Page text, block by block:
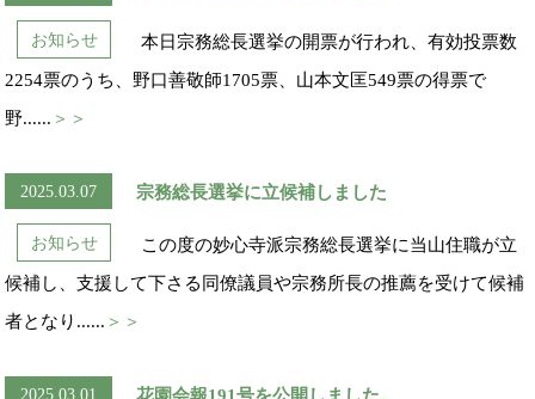
お知らせ
本日宗務総長選挙の開票が行われ、有効投票数
2254票のうち、野口善敬師1705票、山本文匡549票の得票で
野...... ＞＞
2025.03.07 宗務総長選挙に立候補しました
お知らせ
この度の妙心寺派宗務総長選挙に当山住職が立
候補し、支援して下さる同僚議員や宗務所長の推薦を受けて候補
者となり...... ＞＞
2025.03.01